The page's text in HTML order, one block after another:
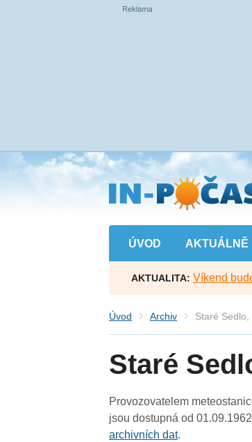
Přejít
na
hlavní
obsah
ÚVOD AKTUÁLNĚ
AKTUALITA: Víkend
Úvod Archiv Staré Sedlo,
Staré
Provozovatelem
jsou dostupná od
archivních dat.